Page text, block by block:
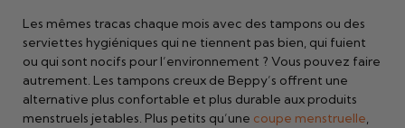
Les mêmes tracas chaque mois avec des tampons ou des
serviettes hygiéniques qui ne tiennent pas bien, qui fuient
ou qui sont nocifs pour l’environnement ? Vous pouvez faire
autrement. Les tampons creux de Beppy’s offrent une
alternative plus confortable et plus durable aux produits
menstruels jetables. Plus petits qu’une coupe menstruelle,